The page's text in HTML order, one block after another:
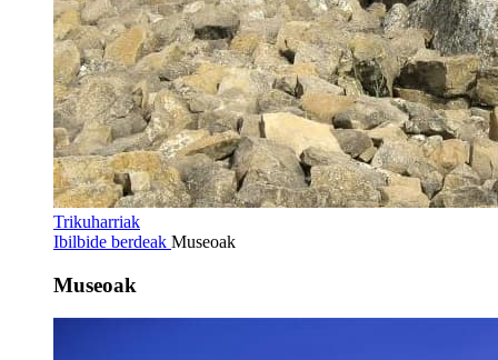
Trikuharriak
Ibilbide berdeak Museoak
Museoak